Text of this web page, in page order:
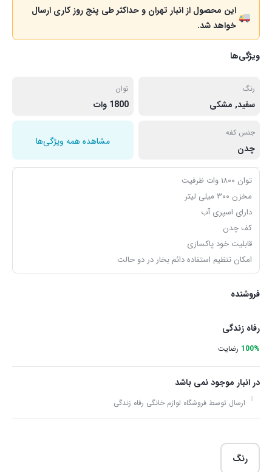
این محصول از انبار تهران و حداکثر طی پنج روز کاری ارسال
خواهد شد.
ویژگی‌ها
رنگ
سفید, مشکی
توان
1800 وات
جنس کفه
چدن
مشاهده همه ویژگی‌ها
توان ۱۸۰۰ وات ظرفیت
مخزن ۳۰۰ میلی لیتر
دارای اسپری آب
کف چدن
قابلیت خود پاکسازی
امکان تنظیم استفاده دائم بخار در دو حالت
فروشنده
رفاه زندگی
100% رضایت
در انبار موجود نمی باشد
ارسال توسط فروشگاه لوازم خانگی رفاه زندگی
رنگ